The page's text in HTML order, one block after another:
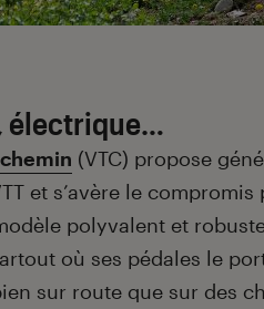
électrique…
(VTC) propose
et s’avère le compromis
polyvalent et
où ses pédales le
sur route que sur des